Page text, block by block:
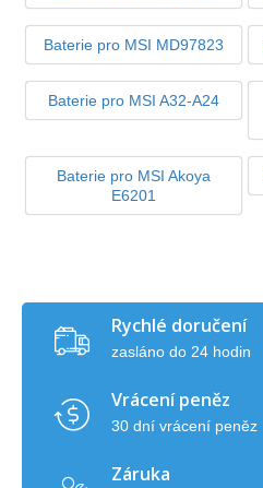
Baterie pro MSI MD97823
Baterie pro MSI A32-A24
Baterie pro MSI Akoya
E6201
Rychlé doručení
zasláno do 24 hodin
Vrácení peněz
30 dní vrácení peněz
Záruka